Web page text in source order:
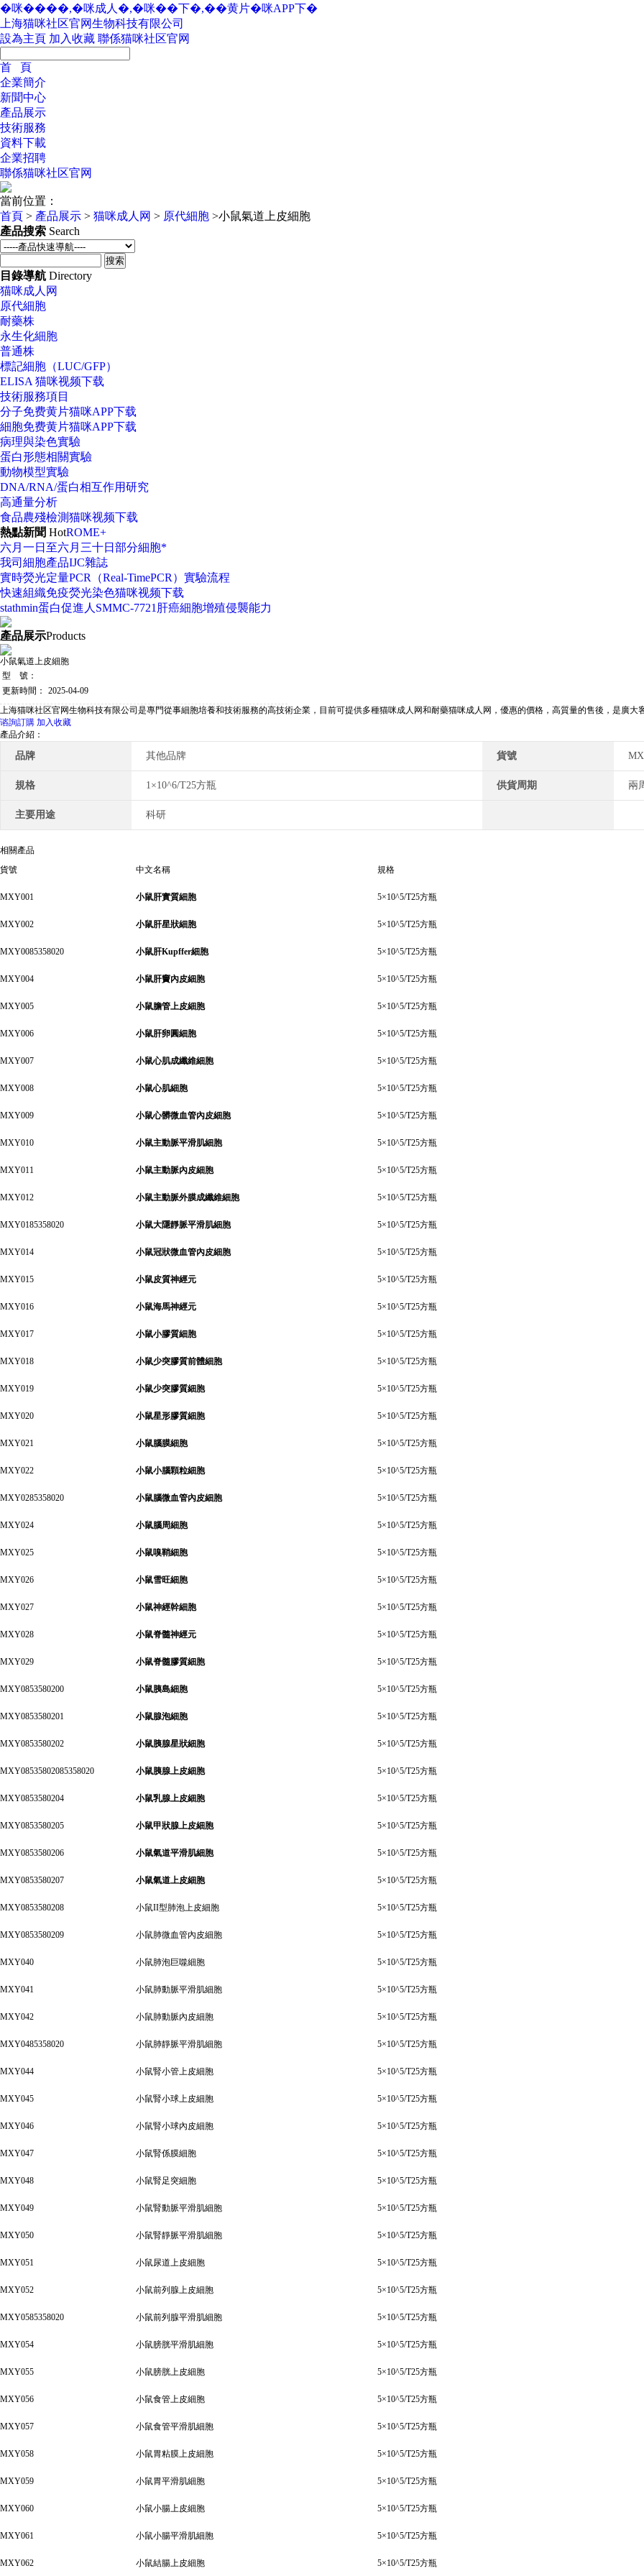
�咪����,�咪成人�,�咪��下�,��黄片�咪APP下�
上海猫咪社区官网生物科技有限公司
設為主頁 加入收藏 聯係猫咪社区官网
首 頁
企業簡介
新聞中心
產品展示
技術服務
資料下載
企業招聘
聯係猫咪社区官网
當前位置：
首頁 > 產品展示 > 猫咪成人网 > 原代細胞 >小鼠氣道上皮細胞
產品搜索 Search
目錄導航 Directory
猫咪成人网
原代細胞
耐藥株
永生化細胞
普通株
標記細胞（LUC/GFP）
ELISA 猫咪视频下载
技術服務項目
分子免费黄片猫咪APP下载
細胞免费黄片猫咪APP下载
病理與染色實驗
蛋白形態相關實驗
動物模型實驗
DNA/RNA/蛋白相互作用研究
高通量分析
食品農殘檢測猫咪视频下载
熱點新聞 HotROME+
六月一日至六月三十日部分細胞*
我司細胞產品IJC雜誌
實時熒光定量PCR（Real-TimePCR）實驗流程
快速組織免疫熒光染色猫咪视频下载
stathmin蛋白促進人SMMC-7721肝癌細胞增殖侵襲能力
產品展示Products
小鼠氣道上皮細胞
型 號：
更新時間：
2025-04-09
上海猫咪社区官网生物科技有限公司是專門從事細胞培養和技術服務的高技術企業，目前可提供多種猫咪成人网和耐藥猫咪成人网，優惠的價格，高質量的售後，是廣大客
谘詢訂購 加入收藏
產品介紹：
品牌 其他品牌 貨號
規格 1×10^6/T25方瓶 供貨周期 兩
主要用途 科研
相關產品
貨號
中文名稱 規格
MXY001 小鼠肝實質細胞 5×10^5/T25方瓶
MXY002 小鼠肝星狀細胞 5×10^5/T25方瓶
MXY0085358020 小鼠肝Kupffer細胞 5×10^5/T25方瓶
MXY004 小鼠肝竇內皮細胞 5×10^5/T25方瓶
MXY005 小鼠膽管上皮細胞 5×10^5/T25方瓶
MXY006 小鼠肝卵圓細胞 5×10^5/T25方瓶
MXY007 小鼠心肌成纖維細胞 5×10^5/T25方瓶
MXY008 小鼠心肌細胞 5×10^5/T25方瓶
MXY009 小鼠心髒微血管內皮細胞 5×10^5/T25方瓶
MXY010 小鼠主動脈平滑肌細胞 5×10^5/T25方瓶
MXY011 小鼠主動脈內皮細胞 5×10^5/T25方瓶
MXY012 小鼠主動脈外膜成纖維細胞 5×10^5/T25方瓶
MXY0185358020 小鼠大隱靜脈平滑肌細胞 5×10^5/T25方瓶
MXY014 小鼠冠狀微血管內皮細胞 5×10^5/T25方瓶
MXY015 小鼠皮質神經元 5×10^5/T25方瓶
MXY016 小鼠海馬神經元 5×10^5/T25方瓶
MXY017 小鼠小膠質細胞 5×10^5/T25方瓶
MXY018 小鼠少突膠質前體細胞 5×10^5/T25方瓶
MXY019 小鼠少突膠質細胞 5×10^5/T25方瓶
MXY020 小鼠星形膠質細胞 5×10^5/T25方瓶
MXY021 小鼠腦膜細胞 5×10^5/T25方瓶
MXY022 小鼠小腦顆粒細胞 5×10^5/T25方瓶
MXY0285358020 小鼠腦微血管內皮細胞 5×10^5/T25方瓶
MXY024 小鼠腦周細胞 5×10^5/T25方瓶
MXY025 小鼠嗅鞘細胞 5×10^5/T25方瓶
MXY026 小鼠雪旺細胞 5×10^5/T25方瓶
MXY027 小鼠神經幹細胞 5×10^5/T25方瓶
MXY028 小鼠脊髓神經元 5×10^5/T25方瓶
MXY029 小鼠脊髓膠質細胞 5×10^5/T25方瓶
MXY0853580200 小鼠胰島細胞 5×10^5/T25方瓶
MXY0853580201 小鼠腺泡細胞 5×10^5/T25方瓶
MXY0853580202 小鼠胰腺星狀細胞 5×10^5/T25方瓶
MXY08535802085358020 小鼠胰腺上皮細胞 5×10^5/T25方瓶
MXY0853580204 小鼠乳腺上皮細胞 5×10^5/T25方瓶
MXY0853580205 小鼠甲狀腺上皮細胞 5×10^5/T25方瓶
MXY0853580206 小鼠氣道平滑肌細胞 5×10^5/T25方瓶
MXY0853580207 小鼠氣道上皮細胞 5×10^5/T25方瓶
MXY0853580208 小鼠II型肺泡上皮細胞 5×10^5/T25方瓶
MXY0853580209 小鼠肺微血管內皮細胞 5×10^5/T25方瓶
MXY040 小鼠肺泡巨噬細胞 5×10^5/T25方瓶
MXY041 小鼠肺動脈平滑肌細胞 5×10^5/T25方瓶
MXY042 小鼠肺動脈內皮細胞 5×10^5/T25方瓶
MXY0485358020 小鼠肺靜脈平滑肌細胞 5×10^5/T25方瓶
MXY044 小鼠腎小管上皮細胞 5×10^5/T25方瓶
MXY045 小鼠腎小球上皮細胞 5×10^5/T25方瓶
MXY046 小鼠腎小球內皮細胞 5×10^5/T25方瓶
MXY047 小鼠腎係膜細胞 5×10^5/T25方瓶
MXY048 小鼠腎足突細胞 5×10^5/T25方瓶
MXY049 小鼠腎動脈平滑肌細胞 5×10^5/T25方瓶
MXY050 小鼠腎靜脈平滑肌細胞 5×10^5/T25方瓶
MXY051 小鼠尿道上皮細胞 5×10^5/T25方瓶
MXY052 小鼠前列腺上皮細胞 5×10^5/T25方瓶
MXY0585358020 小鼠前列腺平滑肌細胞 5×10^5/T25方瓶
MXY054 小鼠膀胱平滑肌細胞 5×10^5/T25方瓶
MXY055 小鼠膀胱上皮細胞 5×10^5/T25方瓶
MXY056 小鼠食管上皮細胞 5×10^5/T25方瓶
MXY057 小鼠食管平滑肌細胞 5×10^5/T25方瓶
MXY058 小鼠胃粘膜上皮細胞 5×10^5/T25方瓶
MXY059 小鼠胃平滑肌細胞 5×10^5/T25方瓶
MXY060 小鼠小腸上皮細胞 5×10^5/T25方瓶
MXY061 小鼠小腸平滑肌細胞 5×10^5/T25方瓶
MXY062 小鼠結腸上皮細胞 5×10^5/T25方瓶